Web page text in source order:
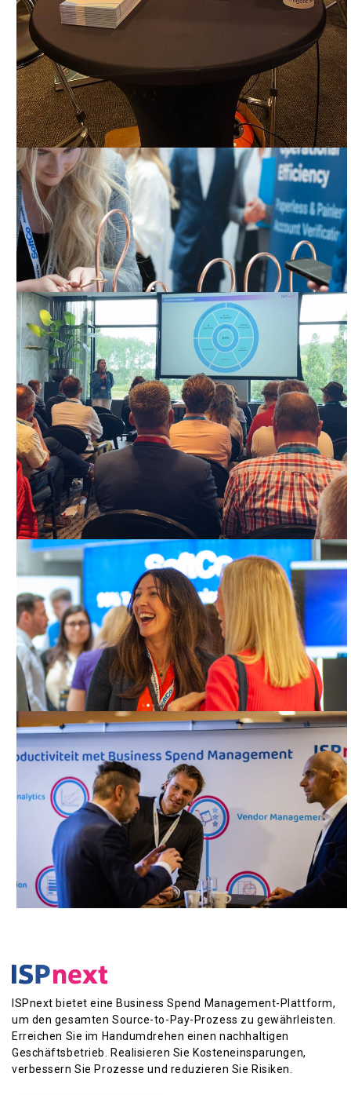
ISPnext bietet eine Business Spend Management-Plattform,
um den gesamten Source-to-Pay-Prozess zu gewährleisten.
Erreichen Sie im Handumdrehen einen nachhaltigen
Geschäftsbetrieb. Realisieren Sie Kosteneinsparungen,
verbessern Sie Prozesse und reduzieren Sie Risiken.